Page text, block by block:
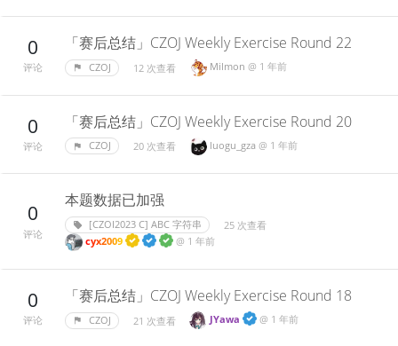
0
评论
「赛后总结」CZOJ Weekly Exercise Round 22
CZOJ 12 次查看 Milmon @ 1 年前
0
评论
「赛后总结」CZOJ Weekly Exercise Round 20
CZOJ 20 次查看 luogu_gza @ 1 年前
0
评论
本题数据已加强
[CZOI2023 C] ABC 字符串
25 次查看
cyx2009
@ 1 年前
0
评论
「赛后总结」CZOJ Weekly Exercise Round 18
CZOJ 21 次查看 JYawa @ 1 年前